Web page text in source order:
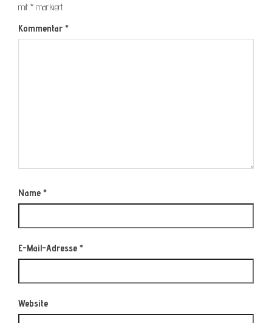
mit * markiert
Kommentar *
Name *
E-Mail-Adresse *
Website